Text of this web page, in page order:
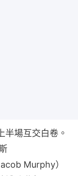
半場互交白卷。
Murphy）